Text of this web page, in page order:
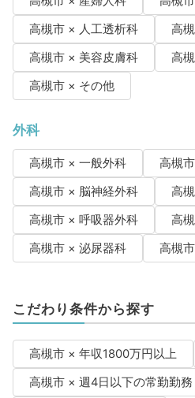
高槻市 × 人工透析科
高
高槻市 × 美容皮膚科
高
高槻市 × その他
外科
高槻市 × 一般外科
高槻
高槻市 × 脳神経外科
高
高槻市 × 呼吸器外科
高
高槻市 × 泌尿器科
高槻
こだわり条件から探す
高槻市 × 年収1800万円以上
高槻市 × 週4日以下の常勤勤務